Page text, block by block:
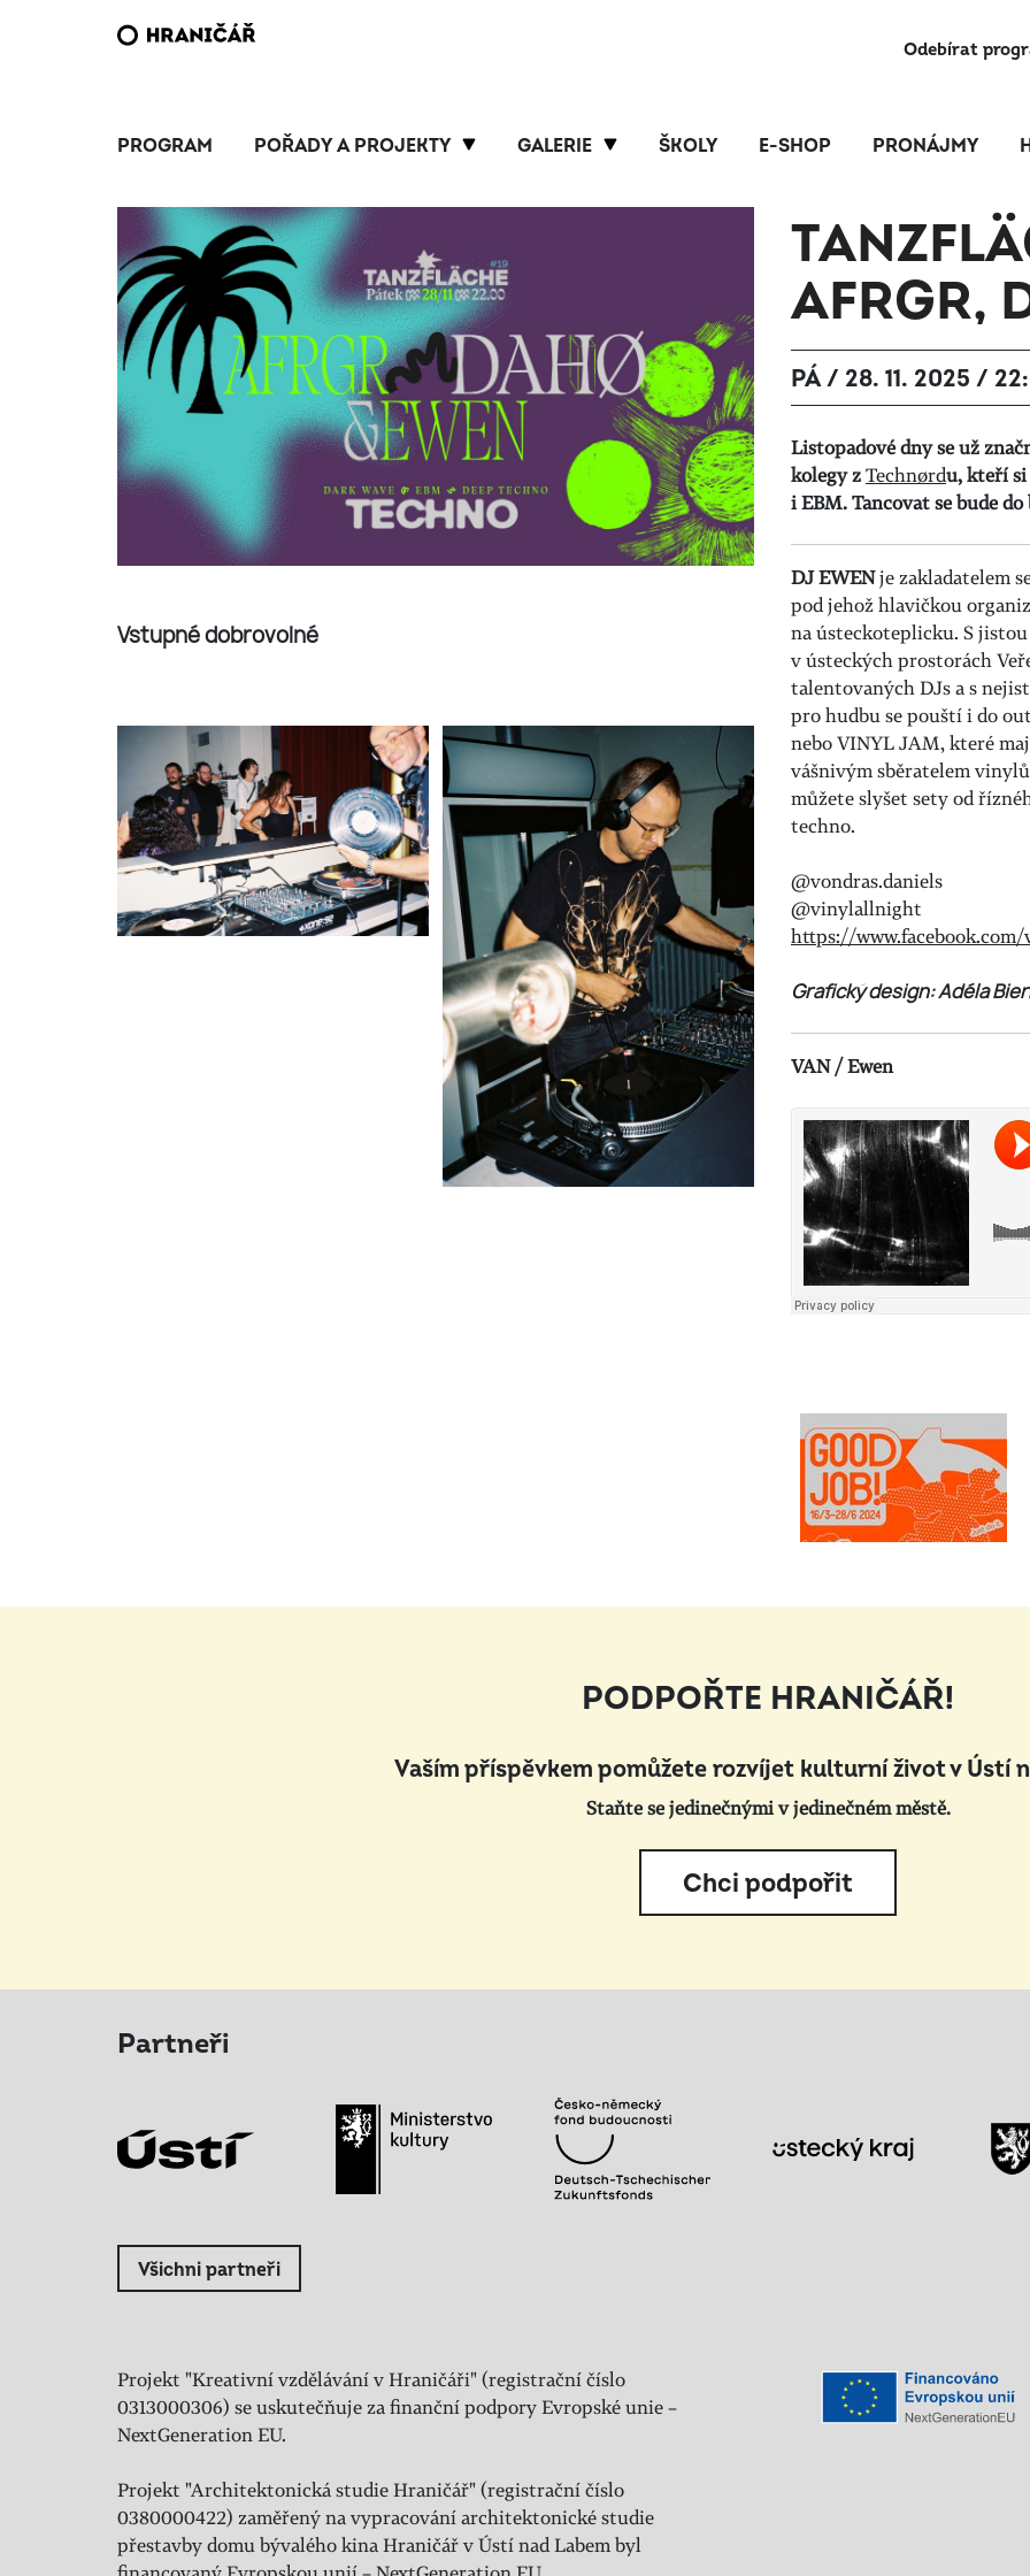
Odebírat
PROGRAM POŘADY A PROJEKTY GALERIE ŠKOLY E-SHOP PRONÁJMY
AFRGR,
PÁ / 28. 11. 2025 /
Listopadové dny se už
kolegy zTechnørdu, kteří si
i EBM. Tancovat se bude
DJ EWENje zakladatelem
pod jehož hlavičkou
na ústeckoteplicku. S
v ústeckých prostorách
talentovaných DJs a s
pro hudbu se pouští i do
nebo VINYL JAM, které
vášnivým sběratelem
můžete slyšet sety od
techno.
@vondras.daniels
@vinylallnight
https://
Grafický design: Adéla
VAN / Ewen
Vstupné dobrovolné
PODPOŘTE HRANIČÁŘ!
Vaším příspěvkem pomůžete rozvíjet kulturní život v Ústí
Staňte se jedinečnými v jedinečném městě.
Chci podpořit
Partneři
Všichni partneři
Projekt "Kreativní vzdělávání v Hraničáři" (registrační číslo
0313000306) se uskutečňuje za finanční podpory Evropské unie –
NextGeneration EU.
Projekt "Architektonická studie Hraničář" (registrační číslo
0380000422) zaměřený na vypracování architektonické studie
přestavby domu bývalého kina Hraničář v Ústí nad Labem byl